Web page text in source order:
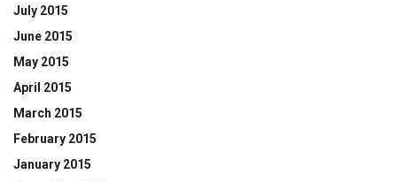
July 2015
June 2015
May 2015
April 2015
March 2015
February 2015
January 2015